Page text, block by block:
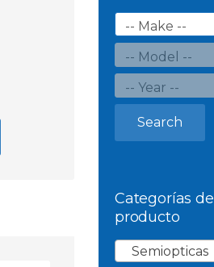
Search
Categorías del
producto
Semiopticas